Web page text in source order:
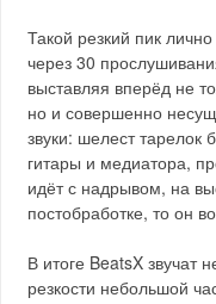
Такой резкий пик
через 30
выставляя вперёд не
но и совершенно
звуки: шелест тарелок
гитары и медиатора,
идёт с надрывом, на
постобработке, то он
В итоге BeatsX звучат
резкости небольшой